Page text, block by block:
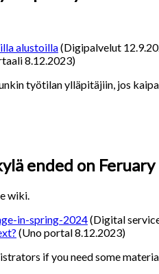
alustoilla(Digipalvelut
8.12.2023)
työtilan ylläpitäjiin, jos
ended on Feruary
wiki.
in-spring-2024(Digital
(Uno portal 8.12.2023)
if you need some